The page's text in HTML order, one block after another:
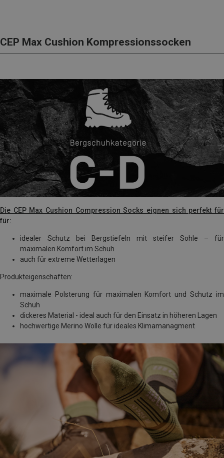
CEP Max Cushion Kompressionssocken
Die CEP Max Cushion Compression Socks eignen sich perfekt für
für:
idealer Schutz bei Bergstiefeln mit steifer Sohle – für
maximalen Komfort im Schuh
auch für extreme Wetterlagen
Produkteigenschaften:
maximale Polsterung für maximalen Komfort und Schutz im
Schuh
dickeres Material - ideal auch für den Einsatz in höheren Lagen
hochwertige Merino Wolle für ideales Klimamanagment